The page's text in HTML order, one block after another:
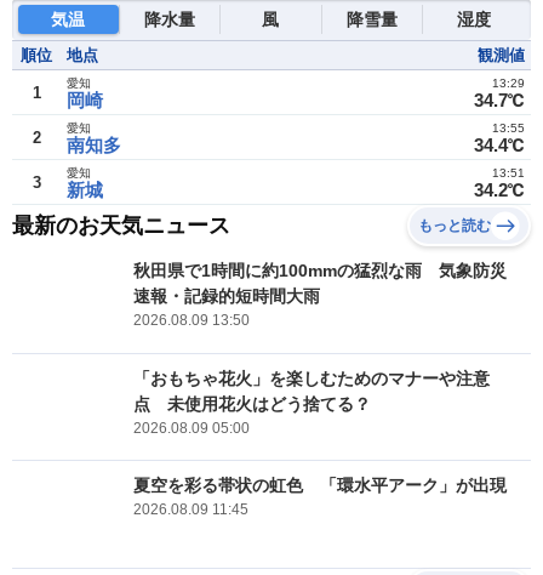
気温 降水量 風 降雪量 湿度
順位 地点 観測値
1 岡崎
愛知
34.7℃
13:29
2 南知多
愛知
34.4℃
13:55
3 新城
愛知
34.2℃
13:51
最新のお天気ニュース もっと読む
秋田県で1時間に約100mmの猛烈な雨 気象防災
速報・記録的短時間大雨
2026.08.09 13:50
「おもちゃ花火」を楽しむためのマナーや注意
点 未使用花火はどう捨てる？
2026.08.09 05:00
夏空を彩る帯状の虹色 「環水平アーク」が出現
2026.08.09 11:45